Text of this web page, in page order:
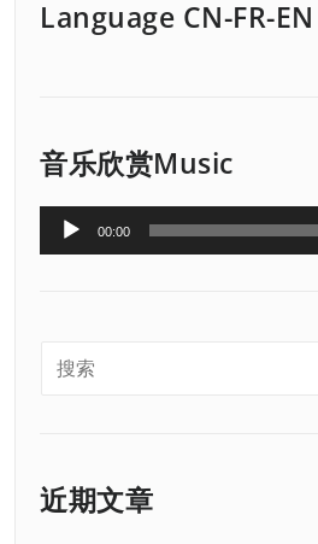
Language CN-FR-EN
音乐欣赏Music
频
00:00
近期文章